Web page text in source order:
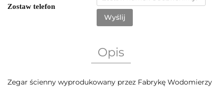
Zostaw telefon
Wyślij
Opis
Zegar ścienny wyprodukowany przez Fabrykę Wodomierzy